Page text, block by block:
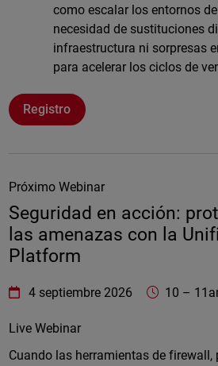
como escalar los entornos
necesidad de sustituciones
infraestructura ni sorpresas
para acelerar los ciclos de
Registro
Próximo Webinar
Seguridad en acción:
las amenazas con la
Platform
WatchGuard Technologies https://
4 septiembre 2026 10 –
Live Webinar
Cuando las herramientas de firewall,